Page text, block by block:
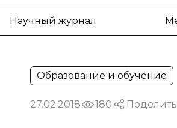
Научный журнал
Образование и обучение
27.02.2018 180